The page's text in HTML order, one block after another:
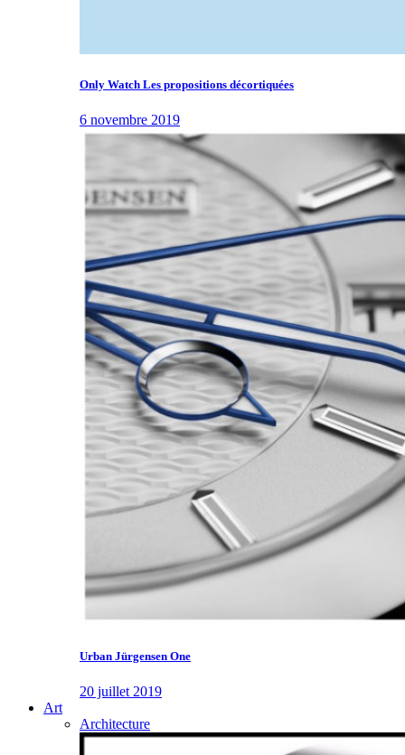
Only Watch Les propositions décortiquées
6 novembre 2019
Urban Jürgensen One
20 juillet 2019
Art
Architecture